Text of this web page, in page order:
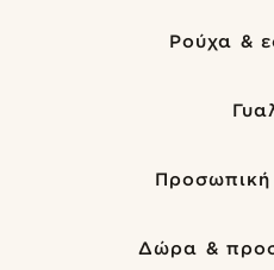
Ρούχα &
Δώρα &